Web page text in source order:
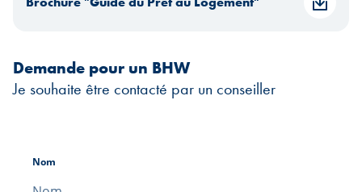
Demande pour un BHW
Je souhaite être contacté par un conseiller
Nom